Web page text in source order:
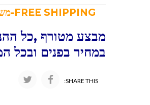
מבצע מטורף ,כל
במחיר בפנים ובכל
SHARE THIS: